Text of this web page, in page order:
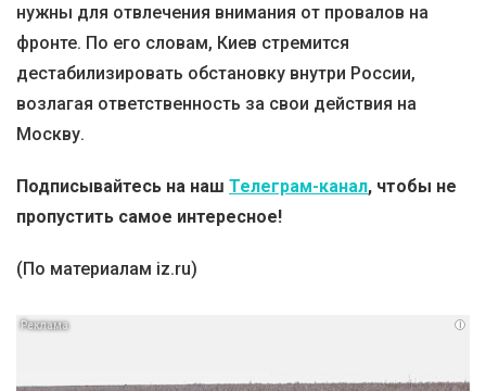
нужны для отвлечения внимания от провалов на
фронте. По его словам, Киев стремится
дестабилизировать обстановку внутри России,
возлагая ответственность за свои действия на
Москву.
Подписывайтесь на наш Телеграм-канал, чтобы не
пропустить самое интересное!
(По материалам iz.ru)
i